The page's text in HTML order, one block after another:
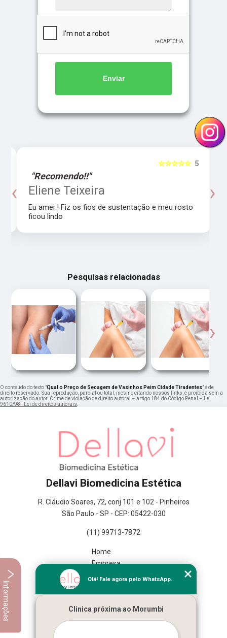
Enviar
5
☆☆☆☆☆
"Recomendo!!"
Eliene Teixeira
Eu amei ! Fiz os fios de sustentação e meu rosto
ficou lindo
‹ ›
Pesquisas relacionadas
‹ ›
O conteúdo do texto "Qual o Preço de Secagem de Vasinhos Peim Cidade Tiradentes" é de
direito reservado. Sua reprodução, parcial ou total, mesmo citando nossos links, é proibida sem a
autorização do autor. Crime de violação de direito autoral – artigo 184 do Código Penal –
Lei
9610/98 - Lei de direitos autorais
Dellavi Biomedicina Estética
R. Cláudio Soares, 72, conj 101 e 102 - Pinheiros
São Paulo - SP - CEP: 05422-030
(11) 99713-7872
Home
Empresa
Mapa do site
Mais Serviços
Olá! Fale agora pelo WhatsApp.
Clinica próxima ao Morumbi
Informações